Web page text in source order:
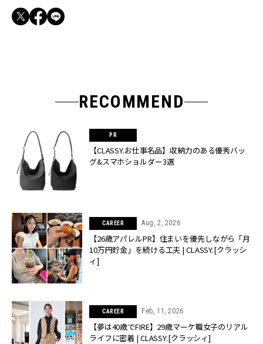
RECOMMEND
【CLASSY.お仕事名品】収納力のある優秀バッ
グ&スマホショルダー3選
CAREER Aug, 2, 2026
【26歳アパレルPR】住まいを優先しながら「月
10万円貯金」を続ける工夫 | CLASSY.[クラッシ
ィ]
CAREER Feb, 11, 2026
【夢は40歳でFIRE】29歳マーケ職女子のリアル
ライフに密着 | CLASSY.[クラッシィ]